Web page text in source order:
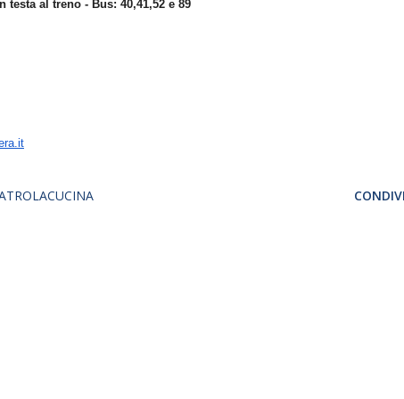
testa al treno - Bus: 40,41,52 e 89